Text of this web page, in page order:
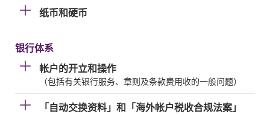
纸币和硬币
银行体系
帐户的开立和操作
（包括有关银行服务、章则及条款费用收的一般问题）
「自动交换资料」和「海外帐户税收合规法案」